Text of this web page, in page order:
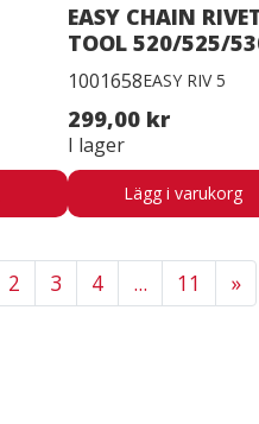
EASY CHAIN
TOOL 520/525/
1001658EASY RIV 5
299,00 kr
I lager
Lägg i varukorg
2 3 4 ... 11 »